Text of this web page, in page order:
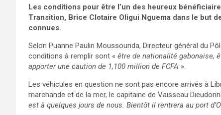
Les conditions pour être l’un des heureux
Transition, Brice Clotaire Oligui Nguema dans le but
connues.
Selon Puanne Paulin Moussounda, Directeur général du
conditions à remplir sont « être de nationalité gabonaise,
apporter une caution de 1,100 million de FCFA ».
Les véhicules en question ne sont pas encore arrivés à
marchande et de la mer, le capitaine de Vaisseau
est à quelques jours de nous. Bientôt il rentrera au port